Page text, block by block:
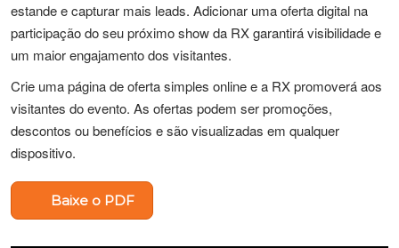
estande e capturar mais leads. Adicionar uma oferta digital na
participação do seu próximo show da RX garantirá visibilidade e
um maior engajamento dos visitantes.
Crie uma página de oferta simples online e a RX promoverá aos
visitantes do evento. As ofertas podem ser promoções,
descontos ou benefícios e são visualizadas em qualquer
dispositivo.
Baixe o PDF